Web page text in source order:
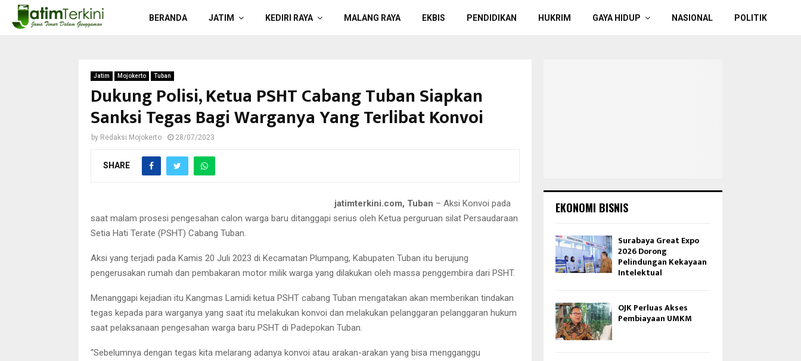
BERANDA JATIM KEDIRI RAYA MALANG RAYA EKBIS PENDIDIKAN HUKRIM GAYA HIDUP NASIONAL POLITIK
Jatim Mojokerto Tuban
Dukung Polisi, Ketua PSHT Cabang Tuban Siapkan
Sanksi Tegas Bagi Warganya Yang Terlibat Konvoi
by Redaksi Mojokerto 28/07/2023
SHARE
jatimterkini.com, Tuban – Aksi Konvoi pada
saat malam prosesi pengesahan calon warga baru ditanggapi serius oleh Ketua perguruan silat Persaudaraan
Setia Hati Terate (PSHT) Cabang Tuban.
Aksi yang terjadi pada Kamis 20 Juli 2023 di Kecamatan Plumpang, Kabupaten Tuban itu berujung
pengerusakan rumah dan pembakaran motor milik warga yang dilakukan oleh massa penggembira dari PSHT.
Menanggapi kejadian itu Kangmas Lamidi ketua PSHT cabang Tuban mengatakan akan memberikan tindakan
tegas kepada para warganya yang saat itu melakukan konvoi dan melakukan pelanggaran pelanggaran hukum
saat pelaksanaan pengesahan warga baru PSHT di Padepokan Tuban.
“Sebelumnya dengan tegas kita melarang adanya konvoi atau arakan-arakan yang bisa mengganggu
EKONOMI BISNIS
Surabaya Great Expo
2026 Dorong
Pelindungan Kekayaan
Intelektual
OJK Perluas Akses
Pembiayaan UMKM